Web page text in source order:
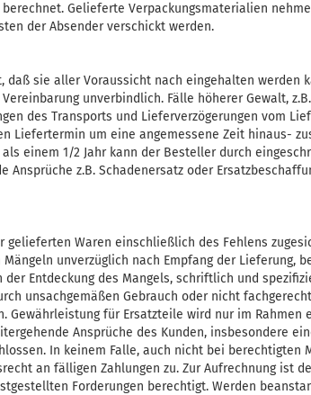
Gelieferte Verpackungsmaterialien
der Absender verschickt werden.
daß sie aller Voraussicht nach eingehalten werden
unverbindlich. Fälle höherer Gewalt,
des Transports und Lieferverzögerungen vom
Liefertermin um eine angemessene Zeit hinaus-
einem 1/2 Jahr kann der Besteller durch
Ansprüche z.B. Schadenersatz oder
gelieferten Waren einschließlich des Fehlens
unverzüglich nach Empfang der Lieferung,
Entdeckung des Mangels, schriftlich und
unsachgemäßen Gebrauch oder nicht
Gewährleistung für Ersatzteile wird nur im Rahmen
Ansprüche des Kunden, insbesondere
In keinem Falle, auch nicht bei berechtigten
an fälligen Zahlungen zu. Zur Aufrechnung ist
Forderungen berechtigt. Werden